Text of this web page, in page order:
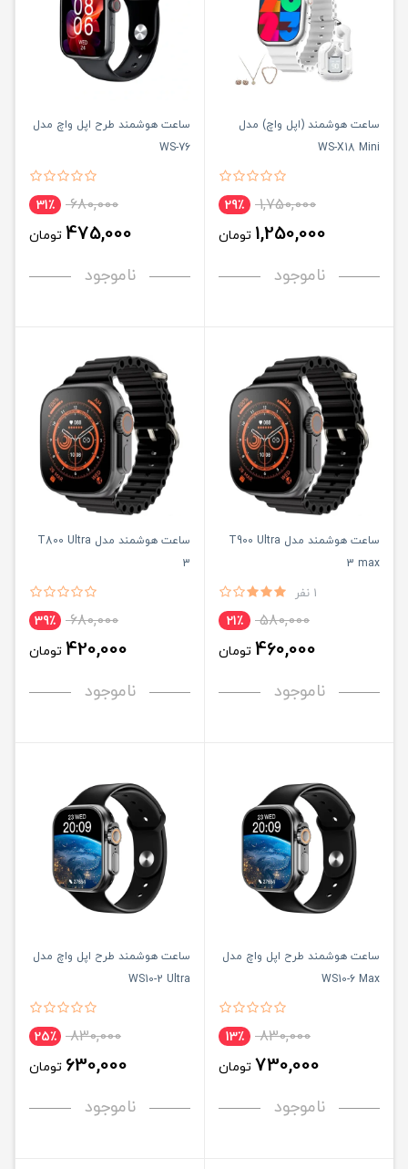
ساعت هوشمند (اپل واچ) مدل
WS-X18 Mini
1,750,000 29٪
1,250,000 تومان
ناموجود
ساعت هوشمند طرح اپل واچ مدل
WS-76
680,000 31٪
475,000 تومان
ناموجود
ساعت هوشمند مدل T900 Ultra
3 max
1 نفر
580,000 21٪
460,000 تومان
ناموجود
ساعت هوشمند مدل T800 Ultra
3
680,000 39٪
420,000 تومان
ناموجود
ساعت هوشمند طرح اپل واچ مدل
WS10-6 Max
830,000 13٪
730,000 تومان
ناموجود
ساعت هوشمند طرح اپل واچ مدل
WS10-2 Ultra
830,000 25٪
630,000 تومان
ناموجود